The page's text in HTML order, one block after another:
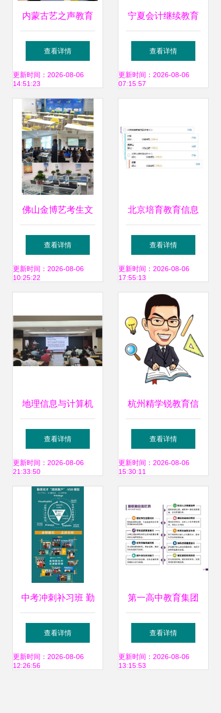
内蒙古艺之声教育
信息咨询有限公司
传递艺术之音，点
亮教育之光
查看详情
更新时间：2026-08-06
14:51:23
宁夏会计继续教育
查询指南 全面掌握
教育信息咨询方法
查看详情
更新时间：2026-08-06
07:15:57
佛山金博艺考生文
化课校区地址与电
话汇总｜高考培训
查看详情
更新时间：2026-08-06
10:25:22
北京培育教育信息
咨询中心 专业赋能
教育信息咨询新视
查看详情
更新时间：2026-08-06
17:55:13
地理信息与计算机
技术深度融合，第
五届“互联网+”大学
生创业大赛动员会
暨指导报告会圆满
召开
查看详情
更新时间：2026-08-06
21:33:50
杭州精学锐教育信
息咨询 引领未来教
育的专业导航
查看详情
更新时间：2026-08-06
15:30:11
中考冲刺补习班 勤
思教育信息咨询公
司在火炬大道的专
查看详情
更新时间：2026-08-06
12:26:56
第一高中教育集团
普职融合宣传册一
览 教育信息咨询
查看详情
更新时间：2026-08-06
13:15:53